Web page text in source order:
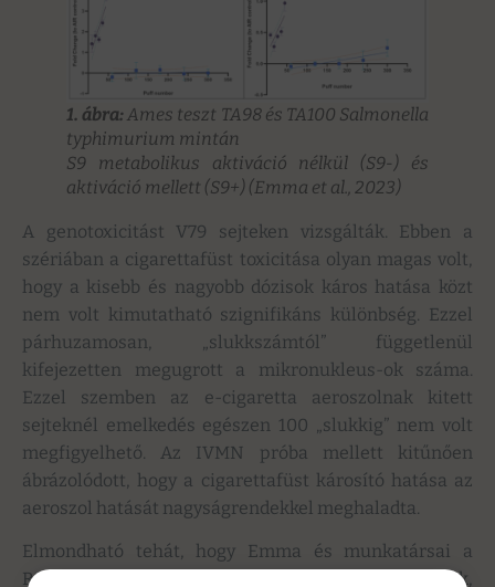
1. ábra:Ames teszt TA98 és TA100 Salmonella
typhimurium mintán
S9 metabolikus aktiváció nélkül (S9-) és
aktiváció mellett (S9+) (Emma et al., 2023)
A genotoxicitást V79 sejteken vizsgálták. Ebben a
szériában a cigarettafüst toxicitása olyan magas volt,
hogy a kisebb és nagyobb dózisok káros hatása közt
nem volt kimutatható szignifikáns különbség. Ezzel
párhuzamosan, „slukkszámtól” függetlenül
kifejezetten megugrott a mikronukleus-ok száma.
Ezzel szemben az e-cigaretta aeroszolnak kitett
sejteknél emelkedés egészen 100 „slukkig” nem volt
megfigyelhető. Az IVMN próba mellett kitűnően
ábrázolódott, hogy a cigarettafüst károsító hatása az
aeroszol hatását nagyságrendekkel meghaladta.
Elmondható tehát, hogy Emma és munkatársai a
REPLICA projekt során hasonló eredményeket kaptak,